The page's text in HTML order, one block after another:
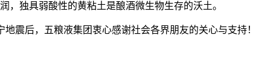
，独具弱酸性的黄粘土是酿酒微生物生存的沃土。
震后，五粮液集团衷心感谢社会各界朋友的关心与支持